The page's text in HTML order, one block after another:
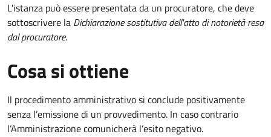
L'istanza può essere presentata da un procuratore, che deve
sottoscrivere la Dichiarazione sostitutiva dell'atto di notorietà resa
dal procuratore.
Cosa si ottiene
Il procedimento amministrativo si conclude positivamente
senza l’emissione di un provvedimento. In caso contrario
l’Amministrazione comunicherà l’esito negativo.